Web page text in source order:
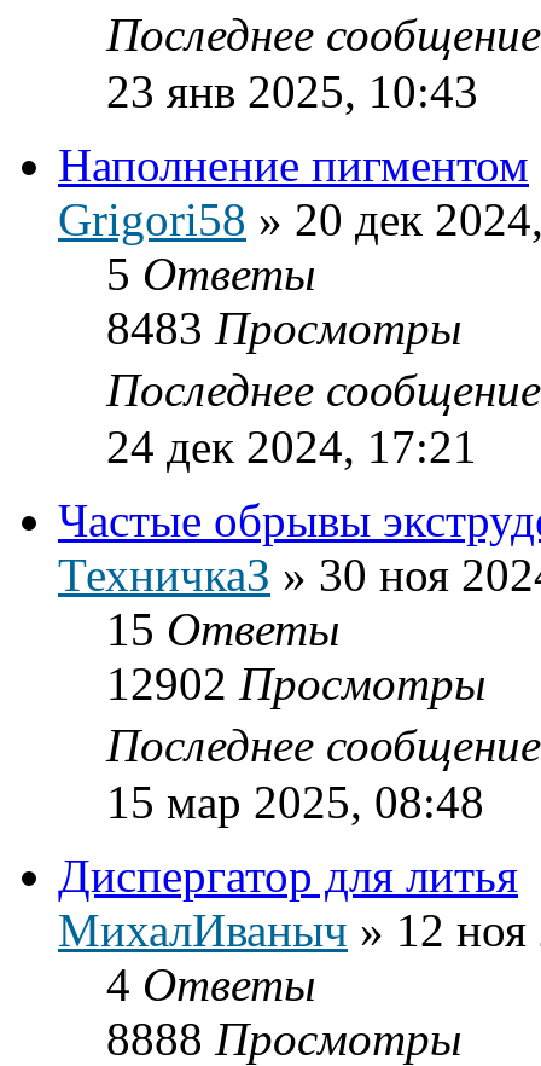
Последнее
23 янв 2025, 10:43
Наполнение пигментом
Grigori58 » 20 дек
5 Ответы
8483 Просмотры
Последнее
24 дек 2024, 17:21
Частые обрывы
ТехничкаЗ » 30 ноя
15 Ответы
12902 Просмотры
Последнее
15 мар 2025, 08:48
Диспергатор для литья
МихалИваныч » 12
4 Ответы
8888 Просмотры